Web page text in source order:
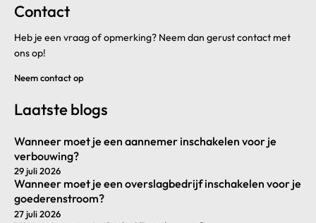
Contact
Heb je een vraag of opmerking? Neem dan gerust contact met
ons op!
Neem contact op
Laatste blogs
Wanneer moet je een aannemer inschakelen voor je
verbouwing?
29 juli 2026
Wanneer moet je een overslagbedrijf inschakelen voor je
goederenstroom?
27 juli 2026